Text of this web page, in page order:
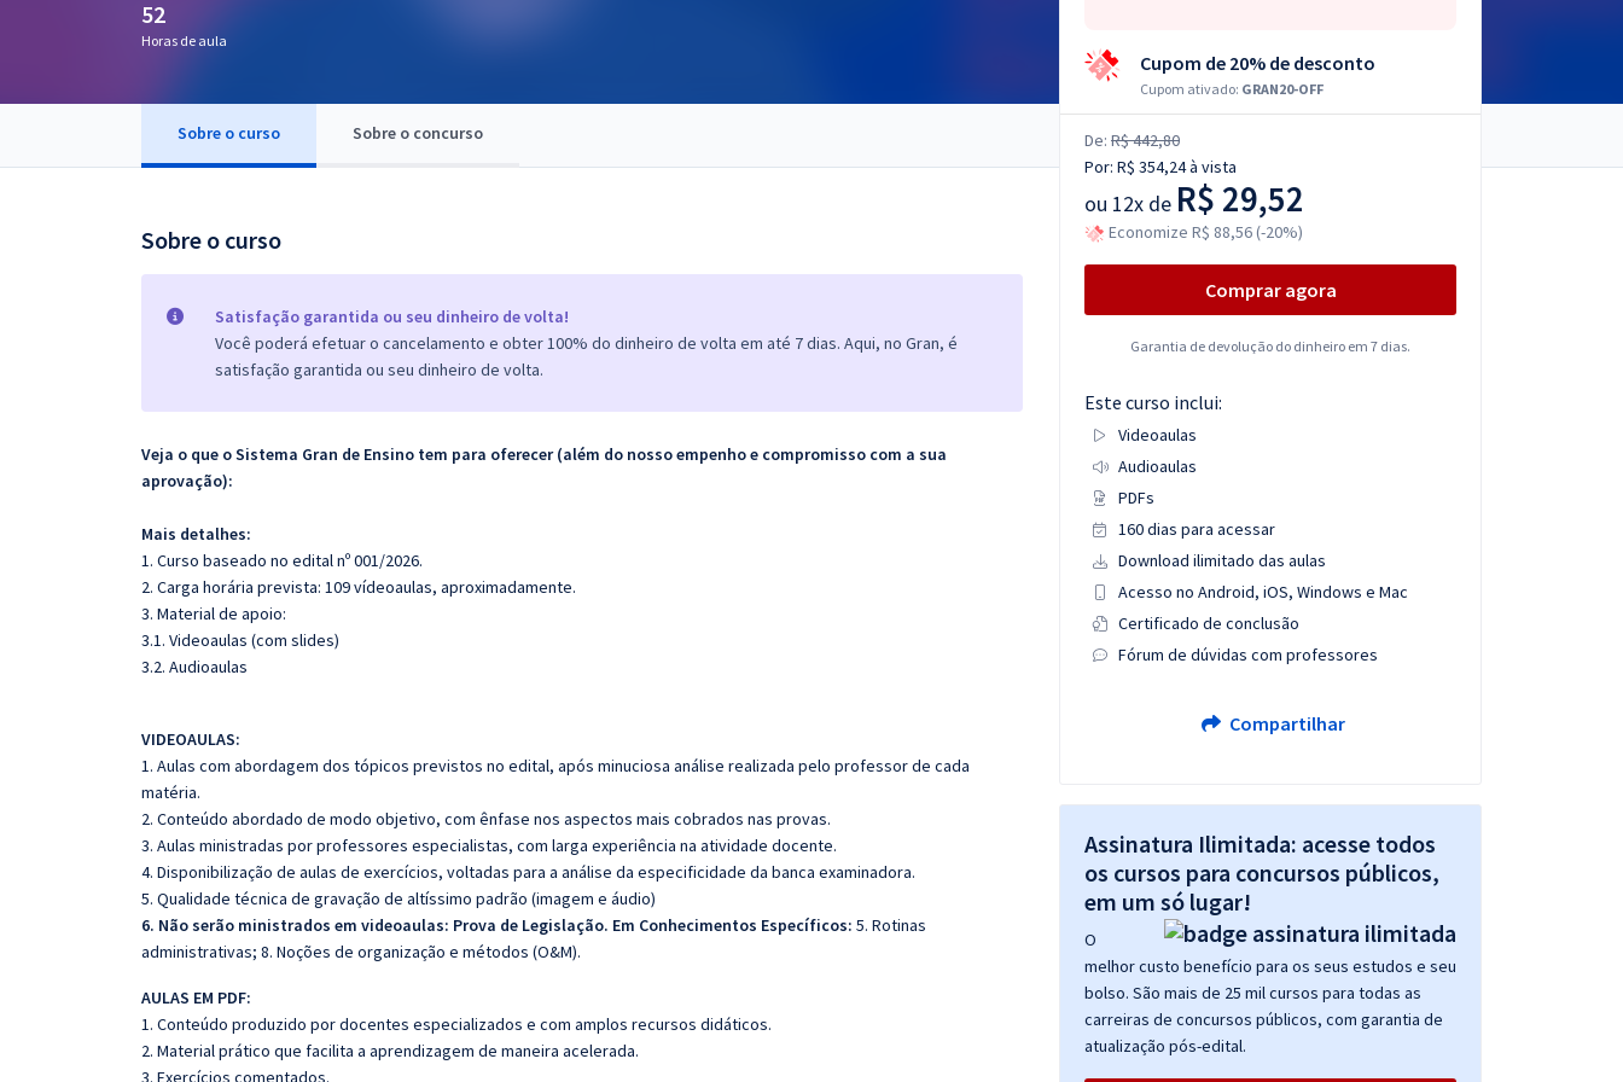
Questões grátis
52
Horas de aula
Sobre o curso Sobre o concurso
Sobre o curso
Satisfação garantida ou seu dinheiro de volta!
Você poderá efetuar o cancelamento e obter 100% do dinheiro de volta em até 7 dias. Aqui, no Gran, é
satisfação garantida ou seu dinheiro de volta.
Veja o que o Sistema Gran de Ensino tem para oferecer (além do nosso empenho e compromisso com a sua
aprovação):
Mais detalhes:
1. Curso baseado no edital nº 001/2026.
2. Carga horária prevista: 109 vídeoaulas, aproximadamente.
3. Material de apoio:
3.1. Videoaulas (com slides)
3.2. Audioaulas
VIDEOAULAS:
1. Aulas com abordagem dos tópicos previstos no edital, após minuciosa análise realizada pelo professor de cada
matéria.
2. Conteúdo abordado de modo objetivo, com ênfase nos aspectos mais cobrados nas provas.
3. Aulas ministradas por professores especialistas, com larga experiência na atividade docente.
4. Disponibilização de aulas de exercícios, voltadas para a análise da especificidade da banca examinadora.
5. Qualidade técnica de gravação de altíssimo padrão (imagem e áudio)
6. Não serão ministrados em videoaulas: Prova de Legislação. Em Conhecimentos Específicos: 5. Rotinas
administrativas; 8. Noções de organização e métodos (O&M).
AULAS EM PDF:
1. Conteúdo produzido por docentes especializados e com amplos recursos didáticos.
2. Material prático que facilita a aprendizagem de maneira acelerada.
3. Exercícios comentados.
Cupom de 20% de desconto
Cupom ativado: GRAN20-OFF
De: R$ 442,80
Por: R$ 354,24à vista
ou 12x de R$ 29,52
Economize R$ 88,56 (-20%)
Comprar agora
Garantia de devolução do dinheiro em 7 dias.
Este curso inclui:
Videoaulas
Audioaulas
PDFs
160 dias para acessar
Download ilimitado das aulas
Acesso no Android, iOS, Windows e Mac
Certificado de conclusão
Fórum de dúvidas com professores
Compartilhar
Assinatura Ilimitada: acesse todos
os cursos para concursos públicos,
em um só lugar!
O
melhor custo benefício para os seus estudos e seu
bolso. São mais de 25 mil cursos para todas as
carreiras de concursos públicos, com garantia de
atualização pós-edital.